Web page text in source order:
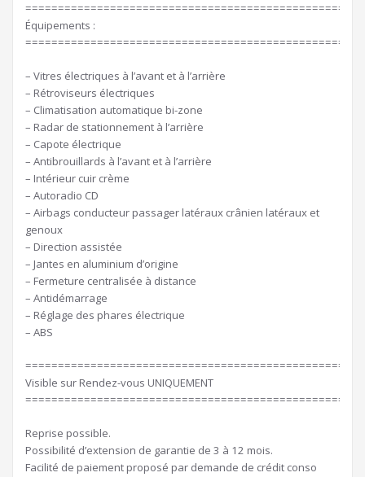
Équipements :
– Vitres électriques à l’avant et à l’arrière
– Rétroviseurs électriques
– Climatisation automatique bi-zone
– Radar de stationnement à l’arrière
– Capote électrique
– Antibrouillards à l’avant et à l’arrière
– Intérieur cuir crème
– Autoradio CD
– Airbags conducteur passager latéraux crânien latéraux et
genoux
– Direction assistée
– Jantes en aluminium d’origine
– Fermeture centralisée à distance
– Antidémarrage
– Réglage des phares électrique
– ABS
Visible sur Rendez-vous UNIQUEMENT
Reprise possible.
Possibilité d’extension de garantie de 3 à 12 mois.
Facilité de paiement proposé par demande de crédit conso